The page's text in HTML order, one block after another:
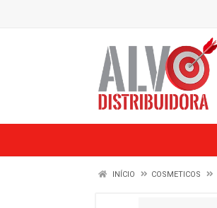
INÍCIO COSMETICOS